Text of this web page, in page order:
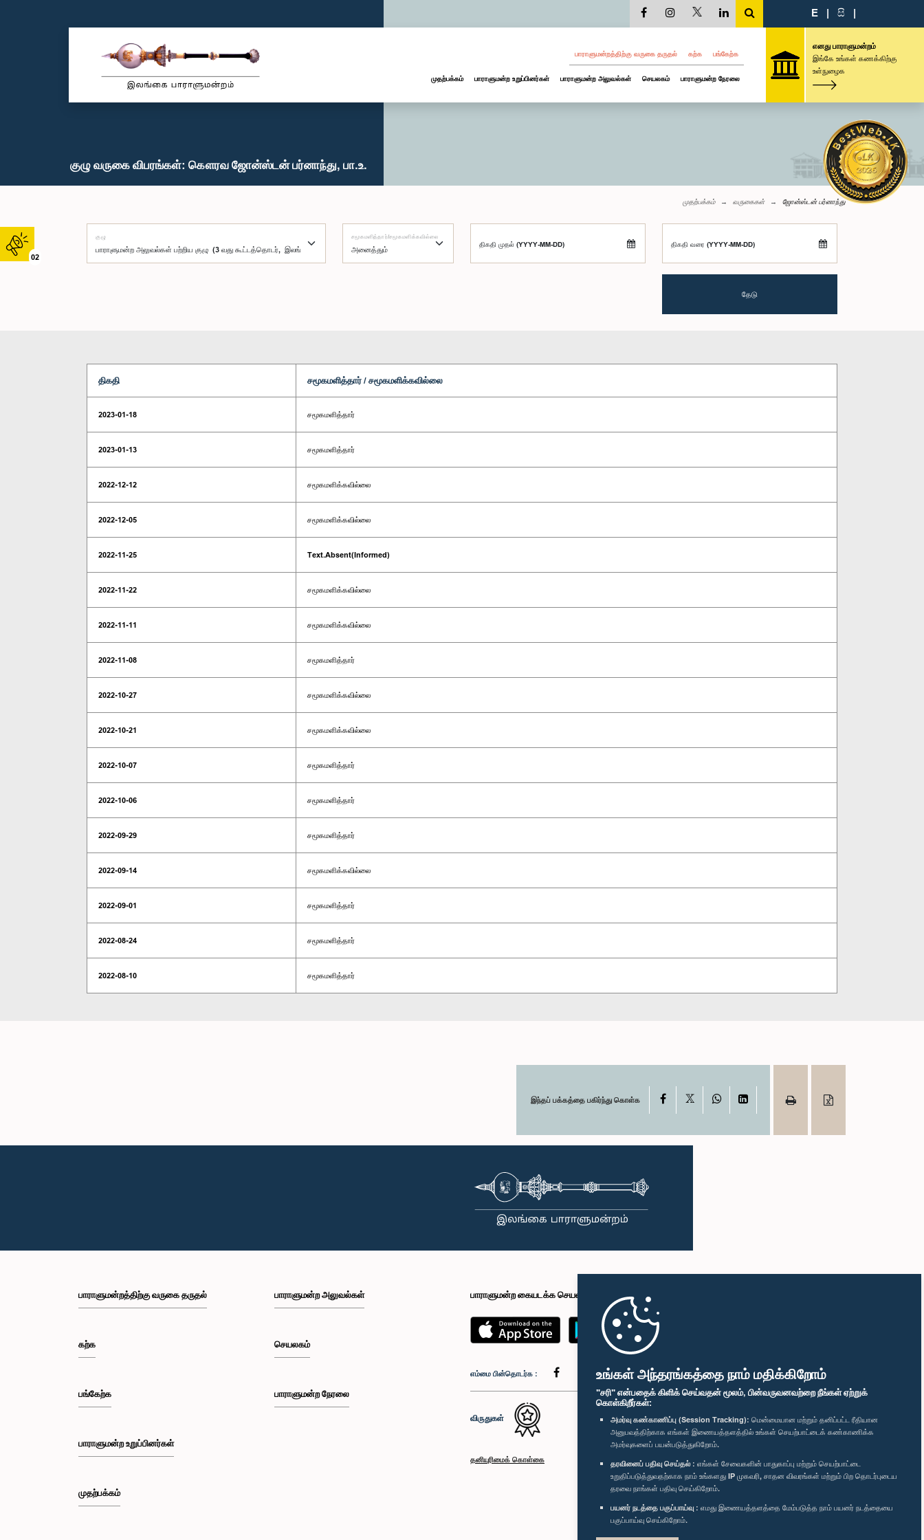
உங்கள் அந்தரங்கத்தை நாம் மதிக்கிறோம்
"சரி" என்பதைக் கிளிக் செய்வதன் மூலம், பின்வருவனவற்றை நீங்கள் ஏற்றுக்
கொள்கிறீர்கள்:
அமர்வு கண்காணிப்பு (Session Tracking): மென்மையான மற்றும் தனிப்பட்ட ரீதியான
அனுபவத்திற்காக எங்கள் இணையத்தளத்தில் உங்கள் செயற்பாட்டைக் கண்காணிக்க
அமர்வுகளைப் பயன்படுத்துகிறோம்.
தரவினைப் பதிவு செய்தல் : எங்கள் சேவைகளின் பாதுகாப்பு மற்றும் செயற்பாட்டை
உறுதிப்படுத்துவதற்காக நாம் உங்களது IP முகவரி, சாதன விவரங்கள் மற்றும் பிற தொடர்புடைய
தரவை நாங்கள் பதிவு செய்கிறோம்.
பயனர் நடத்தை பகுப்பாய்வு : எமது இணையத்தளத்தை மேம்படுத்த நாம் பயனர் நடத்தையை
பகுப்பாய்வு செய்கிறோம்.
02
E | සි |
பாராளுமன்றத்திற்கு வருகை தருதல் கற்க பங்கேற்க
முதற்பக்கம் பாராளுமன்ற உறுப்பினர்கள் பாராளுமன்ற அலுவல்கள் செயலகம் பாராளுமன்ற நேரலை
எனது பாராளுமன்றம்
இங்கே உங்கள் கணக்கிற்கு
உள்நுழைக
குழு வருகை விபரங்கள்: கௌரவ ஜோன்ஸ்டன் பர்னாந்து, பா.உ.
முதற்பக்கம் வருகைகள் ஜோன்ஸ்டன் பர்னாந்து
குழு சமூகமளித்தார்/சமூகமளிக்கவில்லை
திகதி முதல் (YYYY-MM-DD) திகதி வரை (YYYY-MM-DD)
தேடு
திகதி சமூகமளித்தார் / சமூகமளிக்கவில்லை
2023-01-18 சமூகமளித்தார்
2023-01-13 சமூகமளித்தார்
2022-12-12 சமூகமளிக்கவில்லை
2022-12-05 சமூகமளிக்கவில்லை
2022-11-25 Text.Absent(Informed)
2022-11-22 சமூகமளிக்கவில்லை
2022-11-11 சமூகமளிக்கவில்லை
2022-11-08 சமூகமளித்தார்
2022-10-27 சமூகமளிக்கவில்லை
2022-10-21 சமூகமளிக்கவில்லை
2022-10-07 சமூகமளித்தார்
2022-10-06 சமூகமளித்தார்
2022-09-29 சமூகமளித்தார்
2022-09-14 சமூகமளிக்கவில்லை
2022-09-01 சமூகமளித்தார்
2022-08-24 சமூகமளித்தார்
2022-08-10 சமூகமளித்தார்
இந்தப் பக்கத்தை பகிர்ந்து கொள்க Facebook WhatsAppLinkedIn
பாராளுமன்றத்திற்கு வருகை தருதல்
கற்க
பங்கேற்க
பாராளுமன்ற உறுப்பினர்கள்
முதற்பக்கம்
பாராளுமன்ற அலுவல்கள்
செயலகம்
பாராளுமன்ற நேரலை
பாராளுமன்ற கையடக்க செயலி
எம்மை பின்தொடர்க :
விருதுகள்
தனியுரிமைக் கொள்கை